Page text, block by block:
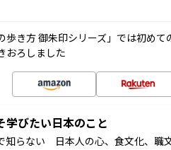
歩き方 御朱印シリーズ」では初め
おろしました
びたい日本のこと
知らない 日本人の心、食文化、職